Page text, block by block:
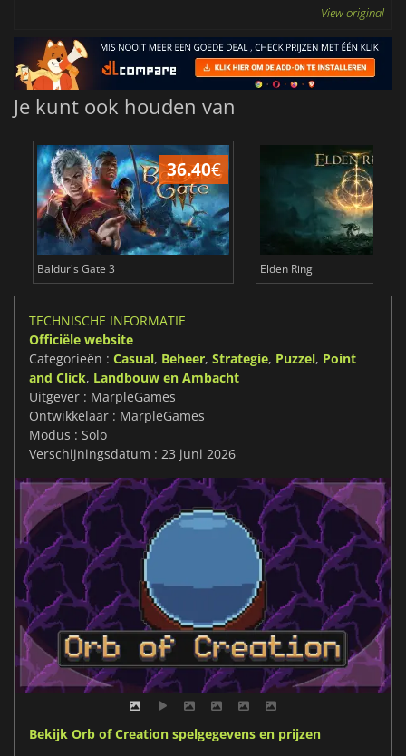
View original
Je kunt ook houden van
36.40€
Baldur's Gate 3 Elden Ring
TECHNISCHE INFORMATIE
Officiële website
Categorieën : Casual, Beheer, Strategie, Puzzel, Point
and Click, Landbouw en Ambacht
Uitgever : MarpleGames
Ontwikkelaar : MarpleGames
Modus : Solo
Verschijningsdatum : 23 juni 2026
Bekijk Orb of Creation spelgegevens en prijzen